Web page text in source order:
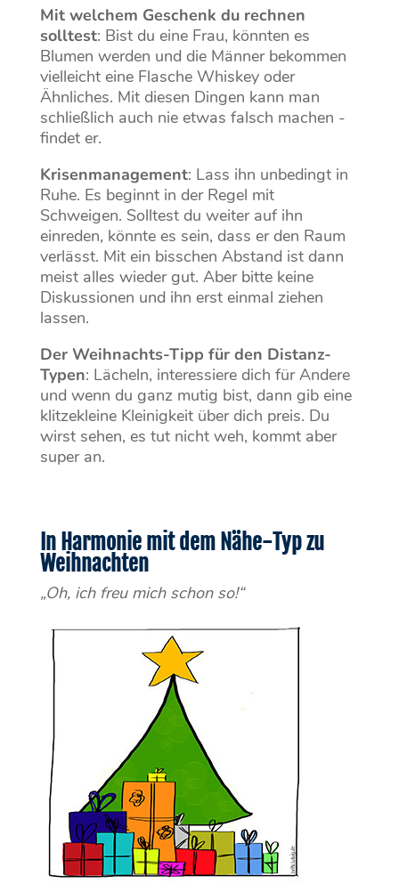
Mit welchem Geschenk du rechnen
solltest: Bist du eine Frau, könnten es
Blumen werden und die Männer bekommen
vielleicht eine Flasche Whiskey oder
Ähnliches. Mit diesen Dingen kann man
schließlich auch nie etwas falsch machen -
findet er.
Krisenmanagement: Lass ihn unbedingt in
Ruhe. Es beginnt in der Regel mit
Schweigen. Solltest du weiter auf ihn
einreden, könnte es sein, dass er den Raum
verlässt. Mit ein bisschen Abstand ist dann
meist alles wieder gut. Aber bitte keine
Diskussionen und ihn erst einmal ziehen
lassen.
Der Weihnachts-Tipp für den Distanz-
Typen: Lächeln, interessiere dich für Andere
und wenn du ganz mutig bist, dann gib eine
klitzekleine Kleinigkeit über dich preis. Du
wirst sehen, es tut nicht weh, kommt aber
super an.
In Harmonie mit dem Nähe-Typ zu
Weihnachten
„Oh, ich freu mich schon so!“